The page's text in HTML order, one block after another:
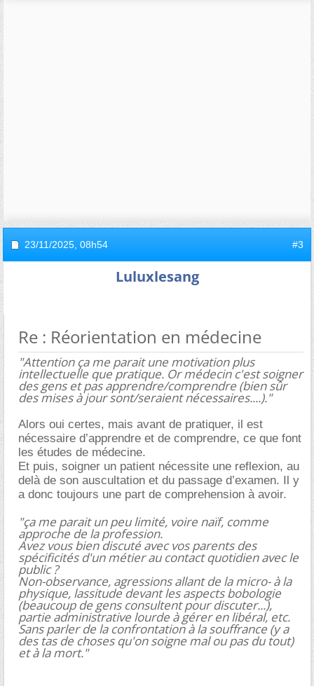
23/11/2025, 08h54 #3
Luluxlesang
Re : Réorientation en médecine
"Attention ça me parait une motivation plus
intellectuelle que pratique. Or médecin c'est soigner
des gens et pas apprendre/comprendre (bien sûr
des mises à jour sont/seraient nécessaires....)."
Alors oui certes, mais avant de pratiquer, il est
nécessaire d’apprendre et de comprendre, ce que font
les études de médecine.
Et puis, soigner un patient nécessite une reflexion, au
delà de son auscultation et du passage d’examen. Il y
a donc toujours une part de comprehension à avoir.
"ça me parait un peu limité, voire naïf, comme
approche de la profession.
Avez vous bien discuté avec vos parents des
spécificités d'un métier au contact quotidien avec le
public ?
Non-observance, agressions allant de la micro- à la
physique, lassitude devant les aspects bobologie
(beaucoup de gens consultent pour discuter...),
partie administrative lourde à gérer en libéral, etc.
Sans parler de la confrontation à la souffrance (y a
des tas de choses qu'on soigne mal ou pas du tout)
et à la mort."